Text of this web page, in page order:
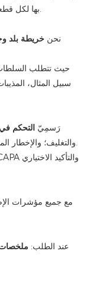
بها لكل قطعة أرض لدعم عمليات التدقيق والتحقيقات.
نحنخريطة بلد
حيث تتطلب
سبيل المثال،
رَسمِيّ التحكم في
والتغليف؛ والإخطار المسبق بالمواصفات التي وافق عليها العميل.
مع جميع مؤشرات
عند الطلب: ملخصات